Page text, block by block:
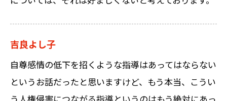
吉良よし子
自尊感情の低下を招くような指導はあってはならない
というお話だったと思いますけど、もう本当、こうい